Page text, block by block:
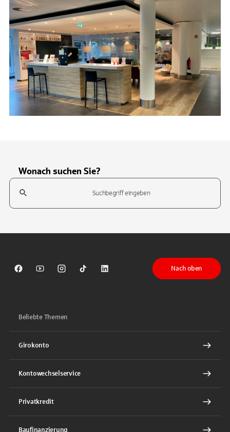
Wonach suchen Sie?
Suchfeld
Sparkasse auf Facebook
Sparkasse auf Youtube
Sparkasse auf Instagram
Sparkasse auf TikTok
Sparkasse auf LinkedIn
Nach oben
Beliebte Themen
Girokonto
Kontowechselservice
Privatkredit
Baufinanzierung